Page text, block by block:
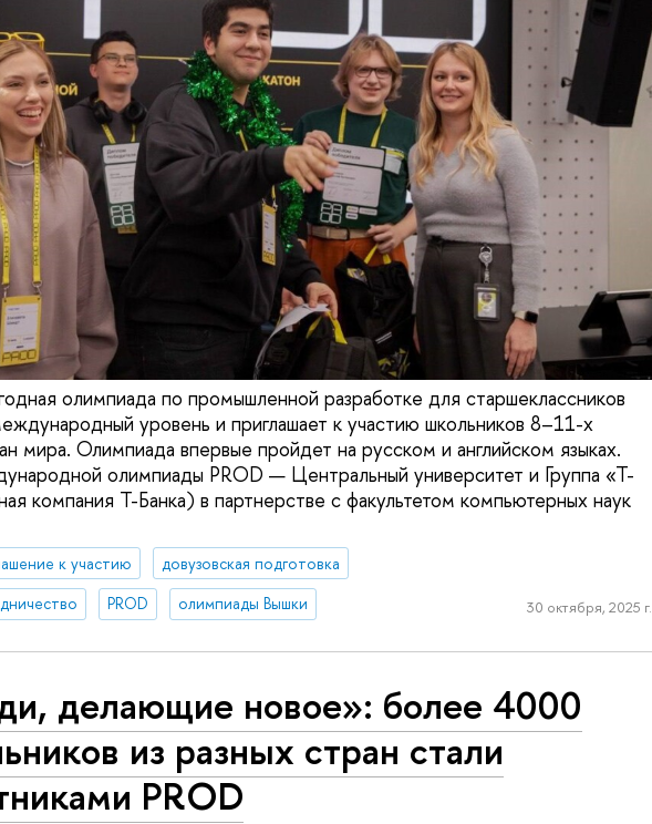
олимпиада по промышленной разработке для старшеклассников
уровень и приглашает к участию школьников 8–11-х
мира. Олимпиада впервые пройдет на русском и английском языках.
олимпиады PROD — Центральный университет и Группа «Т-
компания Т-Банка) в партнерстве с факультетом компьютерных наук
к участию
довузовская подготовка
PROD олимпиады Вышки 30 октября, 2025 г.
делающие новое»: более 4000
из разных стран стали
PROD